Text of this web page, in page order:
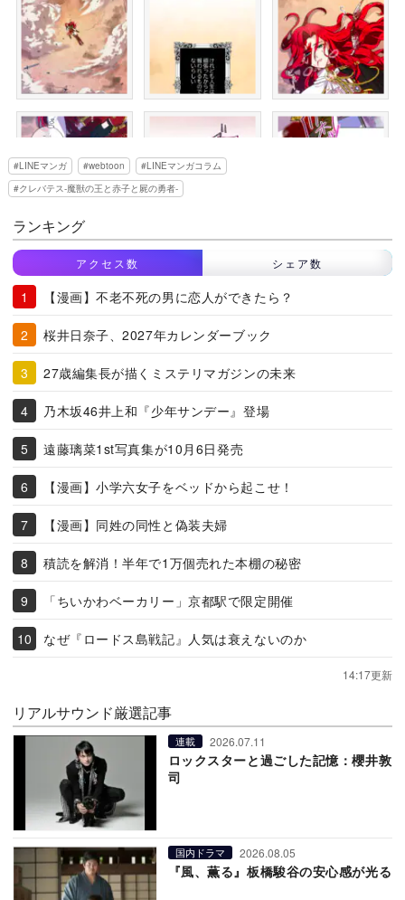
LINEマンガ webtoon
LINEマンガコラム
クレバテス-魔獣の王と赤子と屍の勇者-
ランキング
アクセス数 シェア数
【漫画】不老不死の男に恋人ができたら？
桜井日奈子、2027年カレンダーブック
27歳編集長が描くミステリマガジンの未来
乃木坂46井上和『少年サンデー』登場
遠藤璃菜1st写真集が10月6日発売
【漫画】小学六女子をベッドから起こせ！
【漫画】同姓の同性と偽装夫婦
積読を解消！半年で1万個売れた本棚の秘密
「ちいかわベーカリー」京都駅で限定開催
なぜ『ロードス島戦記』人気は衰えないのか
14:17更新
リアルサウンド厳選記事
連載 2026.07.11
ロックスターと過ごした記憶：櫻井敦
司
国内ドラマ 2026.08.05
『風、薫る』板橋駿谷の安心感が光る